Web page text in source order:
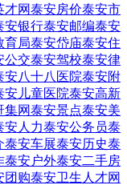
才网泰安房价泰安市
安银行泰安邮编泰安
育局泰安岱庙泰安住
公交泰安驾校泰安律
安八十八医院泰安附
安儿童医院泰安高新
集网泰安景点泰安美
安人力泰安公务员泰
泰安车展泰安历史泰
泰安户外泰安二手房
团购泰安卫生人才网